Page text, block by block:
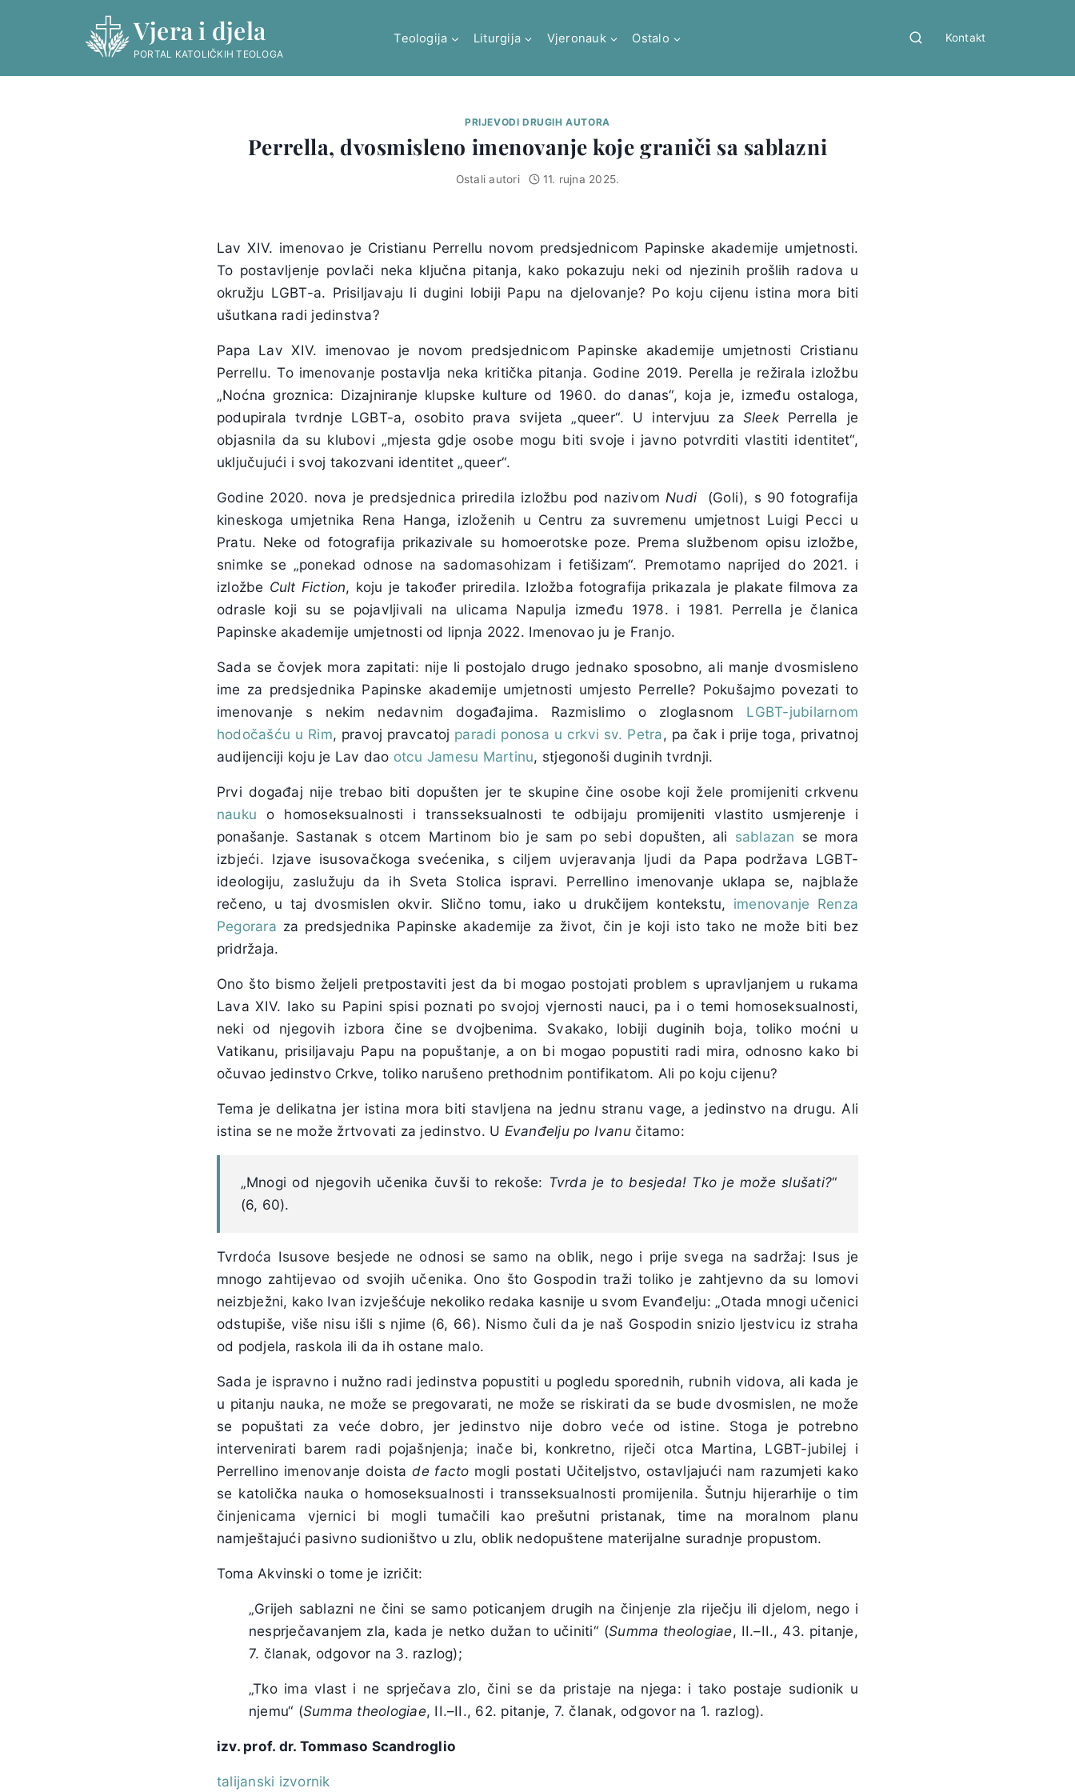
Vjera i djela
PORTAL KATOLIČKIH TEOLOGA
Teologija Liturgija Vjeronauk Ostalo Kontakt
PRIJEVODI DRUGIH AUTORA
Perrella, dvosmisleno imenovanje koje graniči sa sablazni
Ostali autori 11. rujna 2025.
Lav XIV. imenovao je Cristianu Perrellu novom predsjednicom Papinske akademije umjetnosti.
To postavljenje povlači neka ključna pitanja, kako pokazuju neki od njezinih prošlih radova u
okružju LGBT-a. Prisiljavaju li dugini lobiji Papu na djelovanje? Po koju cijenu istina mora biti
ušutkana radi jedinstva?
Papa Lav XIV. imenovao je novom predsjednicom Papinske akademije umjetnosti Cristianu
Perrellu. To imenovanje postavlja neka kritička pitanja. Godine 2019. Perella je režirala izložbu
„Noćna groznica: Dizajniranje klupske kulture od 1960. do danas“, koja je, između ostaloga,
podupirala tvrdnje LGBT-a, osobito prava svijeta „queer“. U intervjuu za SleekPerrella je
objasnila da su klubovi „mjesta gdje osobe mogu biti svoje i javno potvrditi vlastiti identitet“,
uključujući i svoj takozvani identitet „queer“.
Godine 2020. nova je predsjednica priredila izložbu pod nazivom Nudi(Goli), s 90 fotografija
kineskoga umjetnika Rena Hanga, izloženih u Centru za suvremenu umjetnost Luigi Pecci u
Pratu. Neke od fotografija prikazivale su homoerotske poze. Prema službenom opisu izložbe,
snimke se „ponekad odnose na sadomasohizam i fetišizam“. Premotamo naprijed do 2021. i
izložbe Cult Fiction, koju je također priredila. Izložba fotografija prikazala je plakate filmova za
odrasle koji su se pojavljivali na ulicama Napulja između 1978. i 1981. Perrella je članica
Papinske akademije umjetnosti od lipnja 2022. Imenovao ju je Franjo.
Sada se čovjek mora zapitati: nije li postojalo drugo jednako sposobno, ali manje dvosmisleno
ime za predsjednika Papinske akademije umjetnosti umjesto Perrelle? Pokušajmo povezati to
imenovanje s nekim nedavnim događajima. Razmislimo o zloglasnom LGBT-jubilarnom
hodočašću u Rim, pravoj pravcatoj paradi ponosa u crkvi sv. Petra, pa čak i prije toga, privatnoj
audijenciji koju je Lav dao otcu Jamesu Martinu, stjegonoši duginih tvrdnji.
Prvi događaj nije trebao biti dopušten jer te skupine čine osobe koji žele promijeniti crkvenu
nauku o homoseksualnosti i transseksualnosti te odbijaju promijeniti vlastito usmjerenje i
ponašanje. Sastanak s otcem Martinom bio je sam po sebi dopušten, ali sablazan se mora
izbjeći. Izjave isusovačkoga svećenika, s ciljem uvjeravanja ljudi da Papa podržava LGBT-
ideologiju, zaslužuju da ih Sveta Stolica ispravi. Perrellino imenovanje uklapa se, najblaže
rečeno, u taj dvosmislen okvir. Slično tomu, iako u drukčijem kontekstu, imenovanje Renza
Pegorara za predsjednika Papinske akademije za život, čin je koji isto tako ne može biti bez
pridržaja.
Ono što bismo željeli pretpostaviti jest da bi mogao postojati problem s upravljanjem u rukama
Lava XIV. Iako su Papini spisi poznati po svojoj vjernosti nauci, pa i o temi homoseksualnosti,
neki od njegovih izbora čine se dvojbenima. Svakako, lobiji duginih boja, toliko moćni u
Vatikanu, prisiljavaju Papu na popuštanje, a on bi mogao popustiti radi mira, odnosno kako bi
očuvao jedinstvo Crkve, toliko narušeno prethodnim pontifikatom. Ali po koju cijenu?
Tema je delikatna jer istina mora biti stavljena na jednu stranu vage, a jedinstvo na drugu. Ali
istina se ne može žrtvovati za jedinstvo. U Evanđelju po Ivanučitamo:
„Mnogi od njegovih učenika čuvši to rekoše: Tvrda je to besjeda! Tko je može slušati?“
(6, 60).
Tvrdoća Isusove besjede ne odnosi se samo na oblik, nego i prije svega na sadržaj: Isus je
mnogo zahtijevao od svojih učenika. Ono što Gospodin traži toliko je zahtjevno da su lomovi
neizbježni, kako Ivan izvješćuje nekoliko redaka kasnije u svom Evanđelju: „Otada mnogi učenici
odstupiše, više nisu išli s njime (6, 66). Nismo čuli da je naš Gospodin snizio ljestvicu iz straha
od podjela, raskola ili da ih ostane malo.
Sada je ispravno i nužno radi jedinstva popustiti u pogledu sporednih, rubnih vidova, ali kada je
u pitanju nauka, ne može se pregovarati, ne može se riskirati da se bude dvosmislen, ne može
se popuštati za veće dobro, jer jedinstvo nije dobro veće od istine. Stoga je potrebno
intervenirati barem radi pojašnjenja; inače bi, konkretno, riječi otca Martina, LGBT-jubilej i
Perrellino imenovanje doistade facto mogli postati Učiteljstvo, ostavljajući nam razumjeti kako
se katolička nauka o homoseksualnosti i transseksualnosti promijenila. Šutnju hijerarhije o tim
činjenicama vjernici bi mogli tumačili kao prešutni pristanak, time na moralnom planu
namještajući pasivno sudioništvo u zlu, oblik nedopuštene materijalne suradnje propustom.
Toma Akvinski o tome je izričit:
„Grijeh sablazni ne čini se samo poticanjem drugih na činjenje zla riječju ili djelom, nego i
nesprječavanjem zla, kada je netko dužan to učiniti“ (Summa theologiae, II.–II., 43. pitanje,
7. članak, odgovor na 3. razlog);
„Tko ima vlast i ne sprječava zlo, čini se da pristaje na njega: i tako postaje sudionik u
njemu“ (Summa theologiae, II.–II., 62. pitanje, 7. članak, odgovor na 1. razlog).
izv. prof. dr. Tommaso Scandroglio
talijanski izvornik